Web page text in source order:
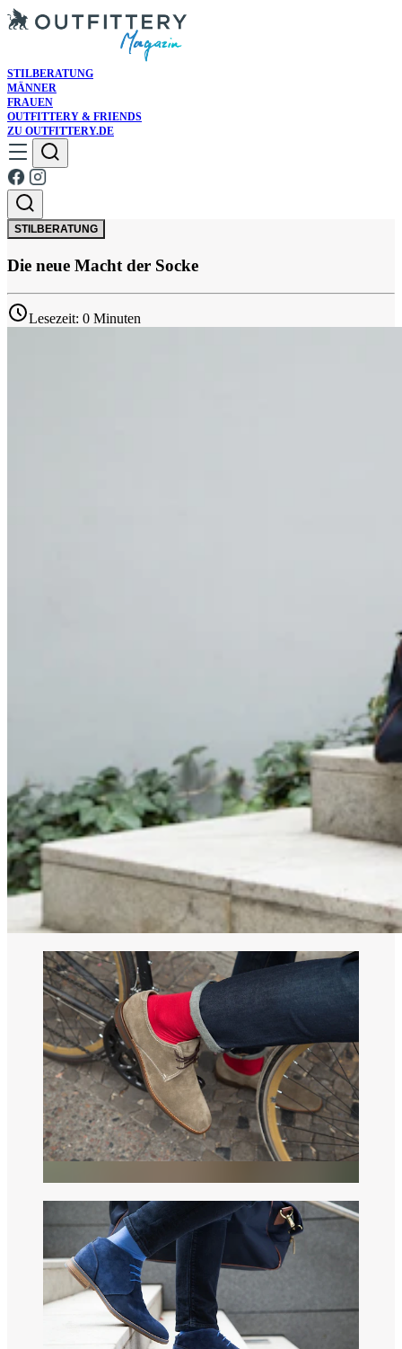
STILBERATUNG
MÄNNER
FRAUEN
OUTFITTERY & FRIENDS
ZU OUTFITTERY.DE
STILBERATUNG
Die neue Macht der Socke
Lesezeit: 0 Minuten